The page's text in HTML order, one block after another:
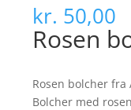
kr. 50,00
Rosen
Rosen bolcher fra
Bolcher med